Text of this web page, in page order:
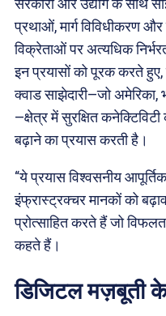
सरकारों और उद्योग के साथ
प्रथाओं, मार्ग विविधीकरण
विक्रेताओं पर अत्यधिक
इन प्रयासों को पूरक करते
क्वाड साझेदारी—जो
—क्षेत्र में सुरक्षित
बढ़ाने का प्रयास करती है।
“ये प्रयास विश्वसनीय
इंफ्रास्ट्रक्चर मानकों को
प्रोत्साहित करते हैं जो
कहते हैं।
डिजिटल मज़बूती के